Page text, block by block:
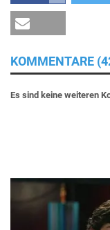
KOMMENTARE
Es sind keine weiteren